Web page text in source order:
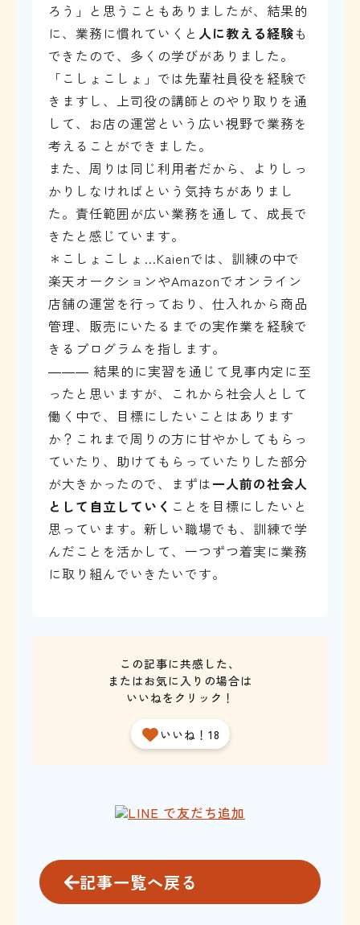
ろう」と思うこともありましたが、結果的
に、業務に慣れていくと 人に教える経験も
できたので、多くの学びがありました。
「こしょこしょ」では先輩社員役を経験で
きますし、上司役の講師とのやり取りを通
して、お店の運営という広い視野で業務を
考えることができました。
また、周りは同じ利用者だから、よりしっ
かりしなければという気持ちがありまし
た。責任範囲が広い業務を通して、成長で
きたと感じています。
＊こしょこしょ…Kaienでは、訓練の中で
楽天オークションやAmazonでオンライン
店舗の運営を行っており、仕入れから商品
管理、販売にいたるまでの実作業を経験で
きるプログラムを指します。
――― 結果的に実習を通じて見事内定に至
ったと思いますが、これから社会人として
働く中で、目標にしたいことはあります
か？これまで周りの方に甘やかしてもらっ
ていたり、助けてもらっていたりした部分
が大きかったので、まずは一人前の社会人
として自立していく ことを目標にしたいと
思っています。新しい職場でも、訓練で学
んだことを活かして、一つずつ着実に業務
に取り組んでいきたいです。
この記事に共感した、
またはお気に入りの場合は
いいねをクリック！
いいね！18
記事一覧へ戻る